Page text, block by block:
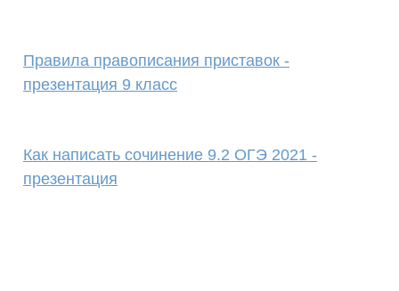
Правила правописания приставок -
презентация 9 класс
Как написать сочинение 9.2 ОГЭ 2021 -
презентация